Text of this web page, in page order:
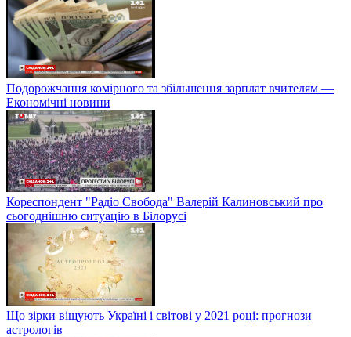
Подорожчання комірного та збільшення зарплат вчителям —
Економічні новини
Кореспондент "Радіо Свобода" Валерій Калиновський про
сьогоднішню ситуацію в Білорусі
Що зірки віщують Україні і світові у 2021 році: прогнози
астрологів